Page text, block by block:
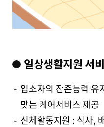
일상생활지원 서
- 입소자의 잔존능력 유
맞는 케어서비스 제공
- 신체활동지원 : 식사,